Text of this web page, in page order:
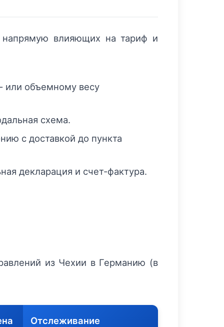
напрямую влияющих на тариф и
или объемному весу
схема.
с доставкой до пункта
декларация и счет-фактура.
из Чехии в Германию (в
Отслеживание